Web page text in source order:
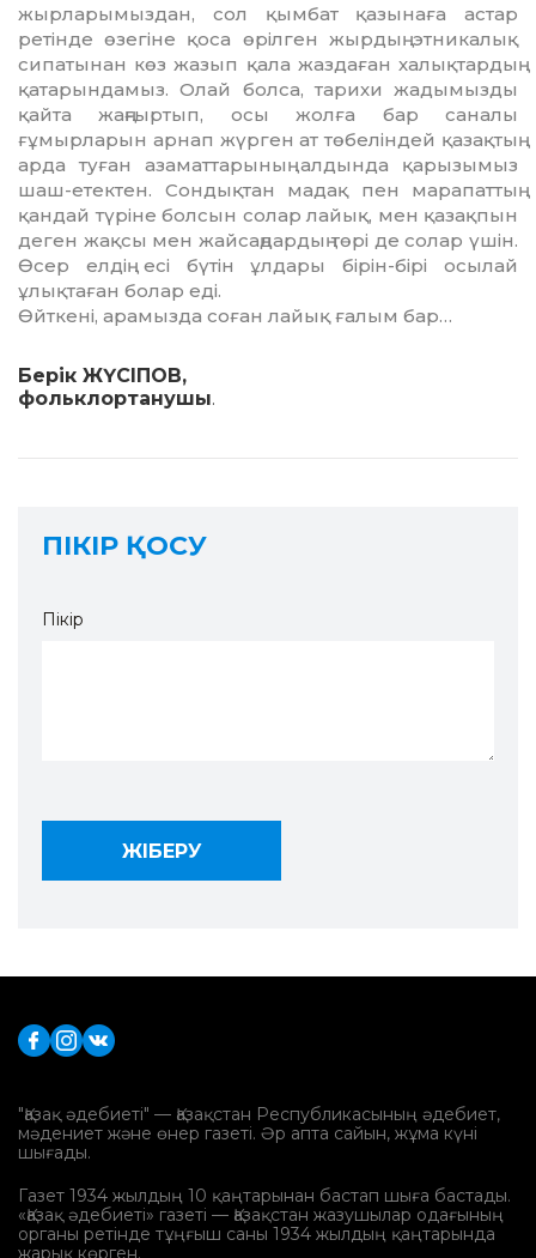
жырларымыздан, сол қымбат қазынаға астар
ретінде өзегіне қоса өрілген жырдың этникалық
сипатынан көз жазып қала жаздаған халықтардың
қатарындамыз. Олай болса, тарихи жадымызды
қайта жаңғыртып, осы жолға бар саналы
ғұмырларын арнап жүрген ат тө­бе­ліндей қазақтың
арда туған азамат­тарының ал­дында қарызымыз
шаш-етектен. Сон­дықтан мадақ пен марапаттың
қандай түріне болсын солар лайық, мен қазақпын
де­ген жақсы мен жайсаңдардың төрі де со­лар үшін.
Өсер елдің есі бүтін ұлдары бі­рін-бірі осылай
ұлықтаған болар еді.
Өйткені, арамызда соған лайық ғалым бар…
Берік ЖҮСІПОВ,
фольклортанушы.
ПІКІР ҚОСУ
Пікір
"Қазақ әдебиеті" — Қазақстан Республикасының әдебиет,
мәдениет және өнер газеті. Әр апта сайын, жұма күні
шығады.
Газет 1934 жылдың 10 қаңтарынан бастап шыға бастады.
«Қазақ әдебиеті» газеті — Қазақстан жазушылар одағының
органы ретінде тұңғыш саны 1934 жылдың қаңтарында
жарық көрген.